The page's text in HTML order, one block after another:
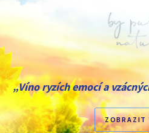
„Víno ryzích emocí a
ZOBRAZIT